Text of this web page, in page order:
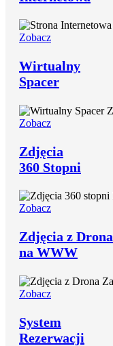
Zobacz
Wirtualny
Spacer
Zobacz
Zdjęcia
360 Stopni
Zobacz
Zdjęcia z Drona
na WWW
Zobacz
System
Rezerwacji